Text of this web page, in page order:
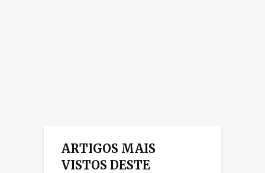
ARTIGOS MAIS
VISTOS DESTE